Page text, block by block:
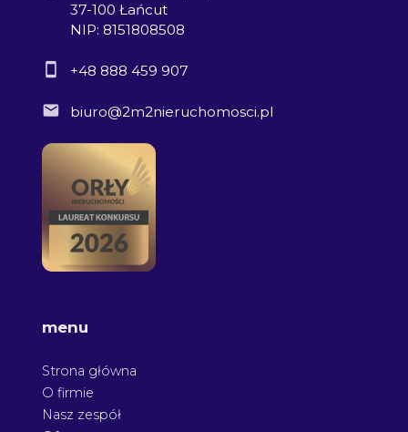
37-100 Łańcut
NIP: 8151808508
+48 888 459 907
biuro@2m2nieruchomosci.pl
menu
Strona główna
O firmie
Nasz zespół